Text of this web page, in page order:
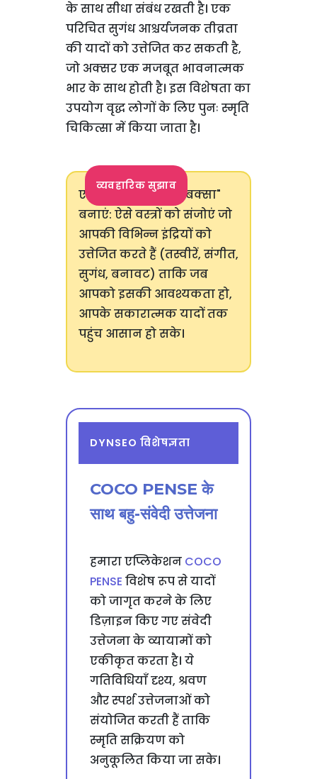
के साथ सीधा संबंध रखती है। एक
परिचित सुगंध आश्चर्यजनक तीव्रता
की यादों को उत्तेजित कर सकती है,
जो अक्सर एक मजबूत भावनात्मक
भार के साथ होती है। इस विशेषता का
उपयोग वृद्ध लोगों के लिए पुनः स्मृति
चिकित्सा में किया जाता है।
व्यवहारिक सुझाव
एक "संवेदी यादों का बक्सा"
बनाएं: ऐसे वस्त्रों को संजोएं जो
आपकी विभिन्न इंद्रियों को
उत्तेजित करते हैं (तस्वीरें, संगीत,
सुगंध, बनावट) ताकि जब
आपको इसकी आवश्यकता हो,
आपके सकारात्मक यादों तक
पहुंच आसान हो सके।
DYNSEO विशेषज्ञता
COCO PENSE के
साथ बहु-संवेदी उत्तेजना
हमारा एप्लिकेशन COCO
PENSE विशेष रूप से यादों
को जागृत करने के लिए
डिज़ाइन किए गए संवेदी
उत्तेजना के व्यायामों को
एकीकृत करता है। ये
गतिविधियाँ दृश्य, श्रवण
और स्पर्श उत्तेजनाओं को
संयोजित करती हैं ताकि
स्मृति सक्रियण को
अनुकूलित किया जा सके।